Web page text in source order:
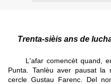
Trenta-sièis ans de
L'afar comencèt quand, en
Punta. Tanlèu aver pausat
cercle Gustau Farenc. Del